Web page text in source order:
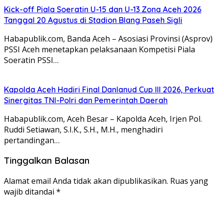
Kick-off Piala Soeratin U-15 dan U-13 Zona Aceh 2026
Tanggal 20 Agustus di Stadion Blang Paseh Sigli
Habapublik.com, Banda Aceh – Asosiasi Provinsi (Asprov)
PSSI Aceh menetapkan pelaksanaan Kompetisi Piala
Soeratin PSSI…
Kapolda Aceh Hadiri Final Danlanud Cup III 2026, Perkuat
Sinergitas TNI-Polri dan Pemerintah Daerah
Habapublik.com, Aceh Besar – Kapolda Aceh, Irjen Pol.
Ruddi Setiawan, S.I.K., S.H., M.H., menghadiri
pertandingan…
Tinggalkan Balasan
Alamat email Anda tidak akan dipublikasikan. Ruas yang
wajib ditandai *